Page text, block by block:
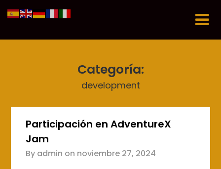
to
Categoría:
development
Participación en AdventureX
Jam
By admin on noviembre 27, 2024